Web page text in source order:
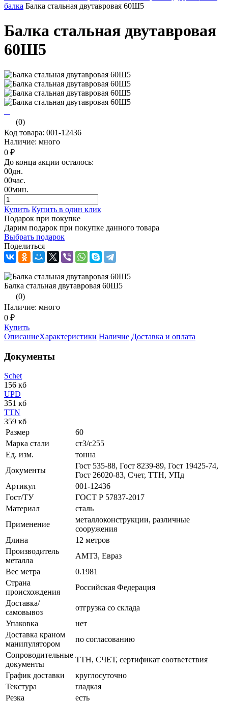
балка Балка стальная двутавровая 60Ш5
Балка стальная двутавровая
60Ш5
(0)
Код товара: 001-12436
Наличие: много
0 ₽
До конца акции осталось:
00дн.
00час.
00мин.
Купить Купить в один клик
Подарок при покупке
Дарим подарок при покупке данного товара
Выбрать подарок
Поделиться
Балка стальная двутавровая 60Ш5
(0)
Наличие: много
0 ₽
Купить
ОписаниеХарактеристики Наличие Доставка и оплата
Документы
Schet
156 кб
UPD
351 кб
TTN
359 кб
Размер
60
Марка стали
ст3/с255
Ед. изм.
тонна
Документы
Гост 535-88, Гост 8239-89, Гост 19425-74,
Гост 26020-83, Счет, ТТН, УПд
Артикул
001-12436
Гост/ТУ
ГОСТ Р 57837-2017
Материал
сталь
Применение
металлоконструкции, различные
сооружения
Длина
12 метров
Производитель
металла
АМТЗ, Евраз
Вес метра
0.1981
Страна
происхождения
Российская Федерация
Доставка/
самовывоз
отгрузка со склада
Упаковка
нет
Доставка краном
манипулятором
по согласованию
Сопроводительные
документы
ТТН, СЧЕТ, сертификат соответствия
График доставки
круглосуточно
Текстура
гладкая
Резка
есть